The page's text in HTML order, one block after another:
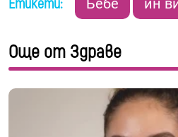
Етикети: Бебе ин
Още от Здраве